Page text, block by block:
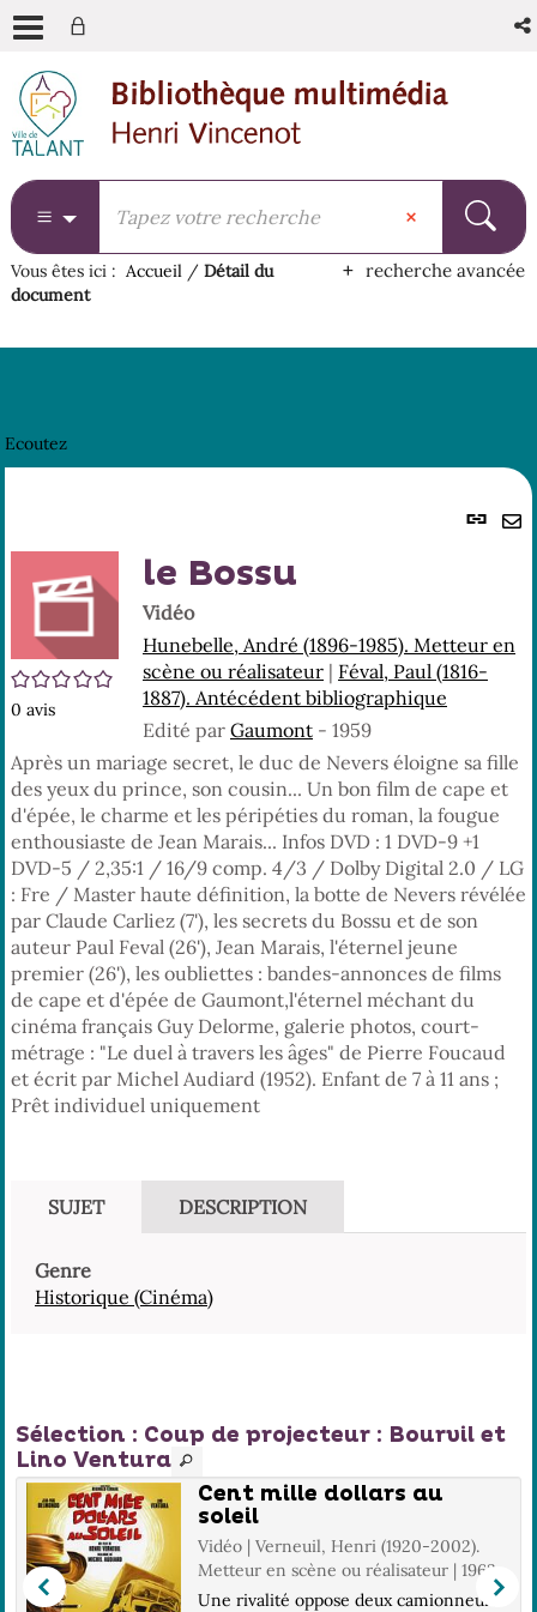
menu
contenu
recherche
recherche avancée
Vous êtes ici : Accueil / Détail du
document
Ecoutez
/5
0 avis
le Bossu
Vidéo
Hunebelle, André (1896-1985). Metteur en
scène ou réalisateur | Féval, Paul (1816-
1887). Antécédent bibliographique
Edité par Gaumont - 1959
Après un mariage secret, le duc de Nevers éloigne sa fille
des yeux du prince, son cousin... Un bon film de cape et
d'épée, le charme et les péripéties du roman, la fougue
enthousiaste de Jean Marais... Infos DVD : 1 DVD-9 +1
DVD-5 / 2,35:1 / 16/9 comp. 4/3 / Dolby Digital 2.0 / LG
: Fre / Master haute définition, la botte de Nevers révélée
par Claude Carliez (7'), les secrets du Bossu et de son
auteur Paul Feval (26'), Jean Marais, l'éternel jeune
premier (26'), les oubliettes : bandes-annonces de films
de cape et d'épée de Gaumont,l'éternel méchant du
cinéma français Guy Delorme, galerie photos, court-
métrage : "Le duel à travers les âges" de Pierre Foucaud
et écrit par Michel Audiard (1952). Enfant de 7 à 11 ans ;
Prêt individuel uniquement
SUJET DESCRIPTION
Genre
Historique (Cinéma)
Sélection : Coup de projecteur : Bourvil et
Lino Ventura
Cent mille dollars au
soleil
Vidéo | Verneuil, Henri (1920-2002).
Metteur en scène ou réalisateur | 1963
Une rivalité oppose deux camionneurs